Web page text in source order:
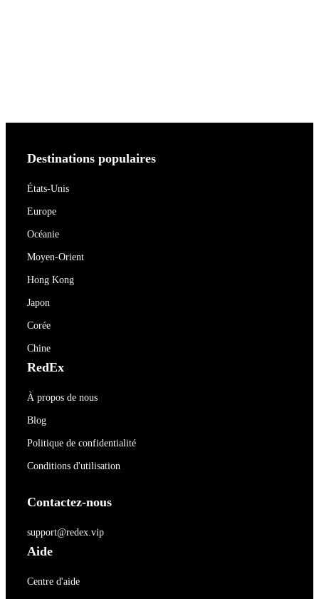
Destinations populaires
États-Unis
Europe
Océanie
Moyen-Orient
Hong Kong
Japon
Corée
Chine
RedEx
À propos de nous
Blog
Politique de confidentialité
Conditions d'utilisation
Contactez-nous
support@redex.vip
Aide
Centre d'aide